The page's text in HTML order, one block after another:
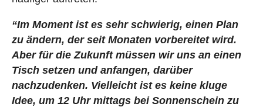
“Im Moment ist es sehr schwierig, einen Plan
zu ändern, der seit Monaten vorbereitet wird.
Aber für die Zukunft müssen wir uns an einen
Tisch setzen und anfangen, darüber
nachzudenken. Vielleicht ist es keine kluge
Idee, um 12 Uhr mittags bei Sonnenschein zu